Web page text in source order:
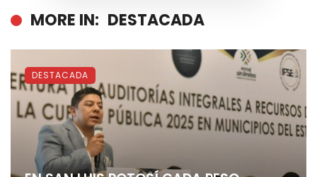
MORE IN: DESTACADA
DESTACADA